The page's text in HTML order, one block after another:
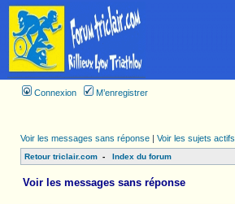
Connexion M’enregistrer
Voir les messages sans réponse | Voir les sujets actifs
Retour triclair.com - Index du forum
Voir les messages sans réponse